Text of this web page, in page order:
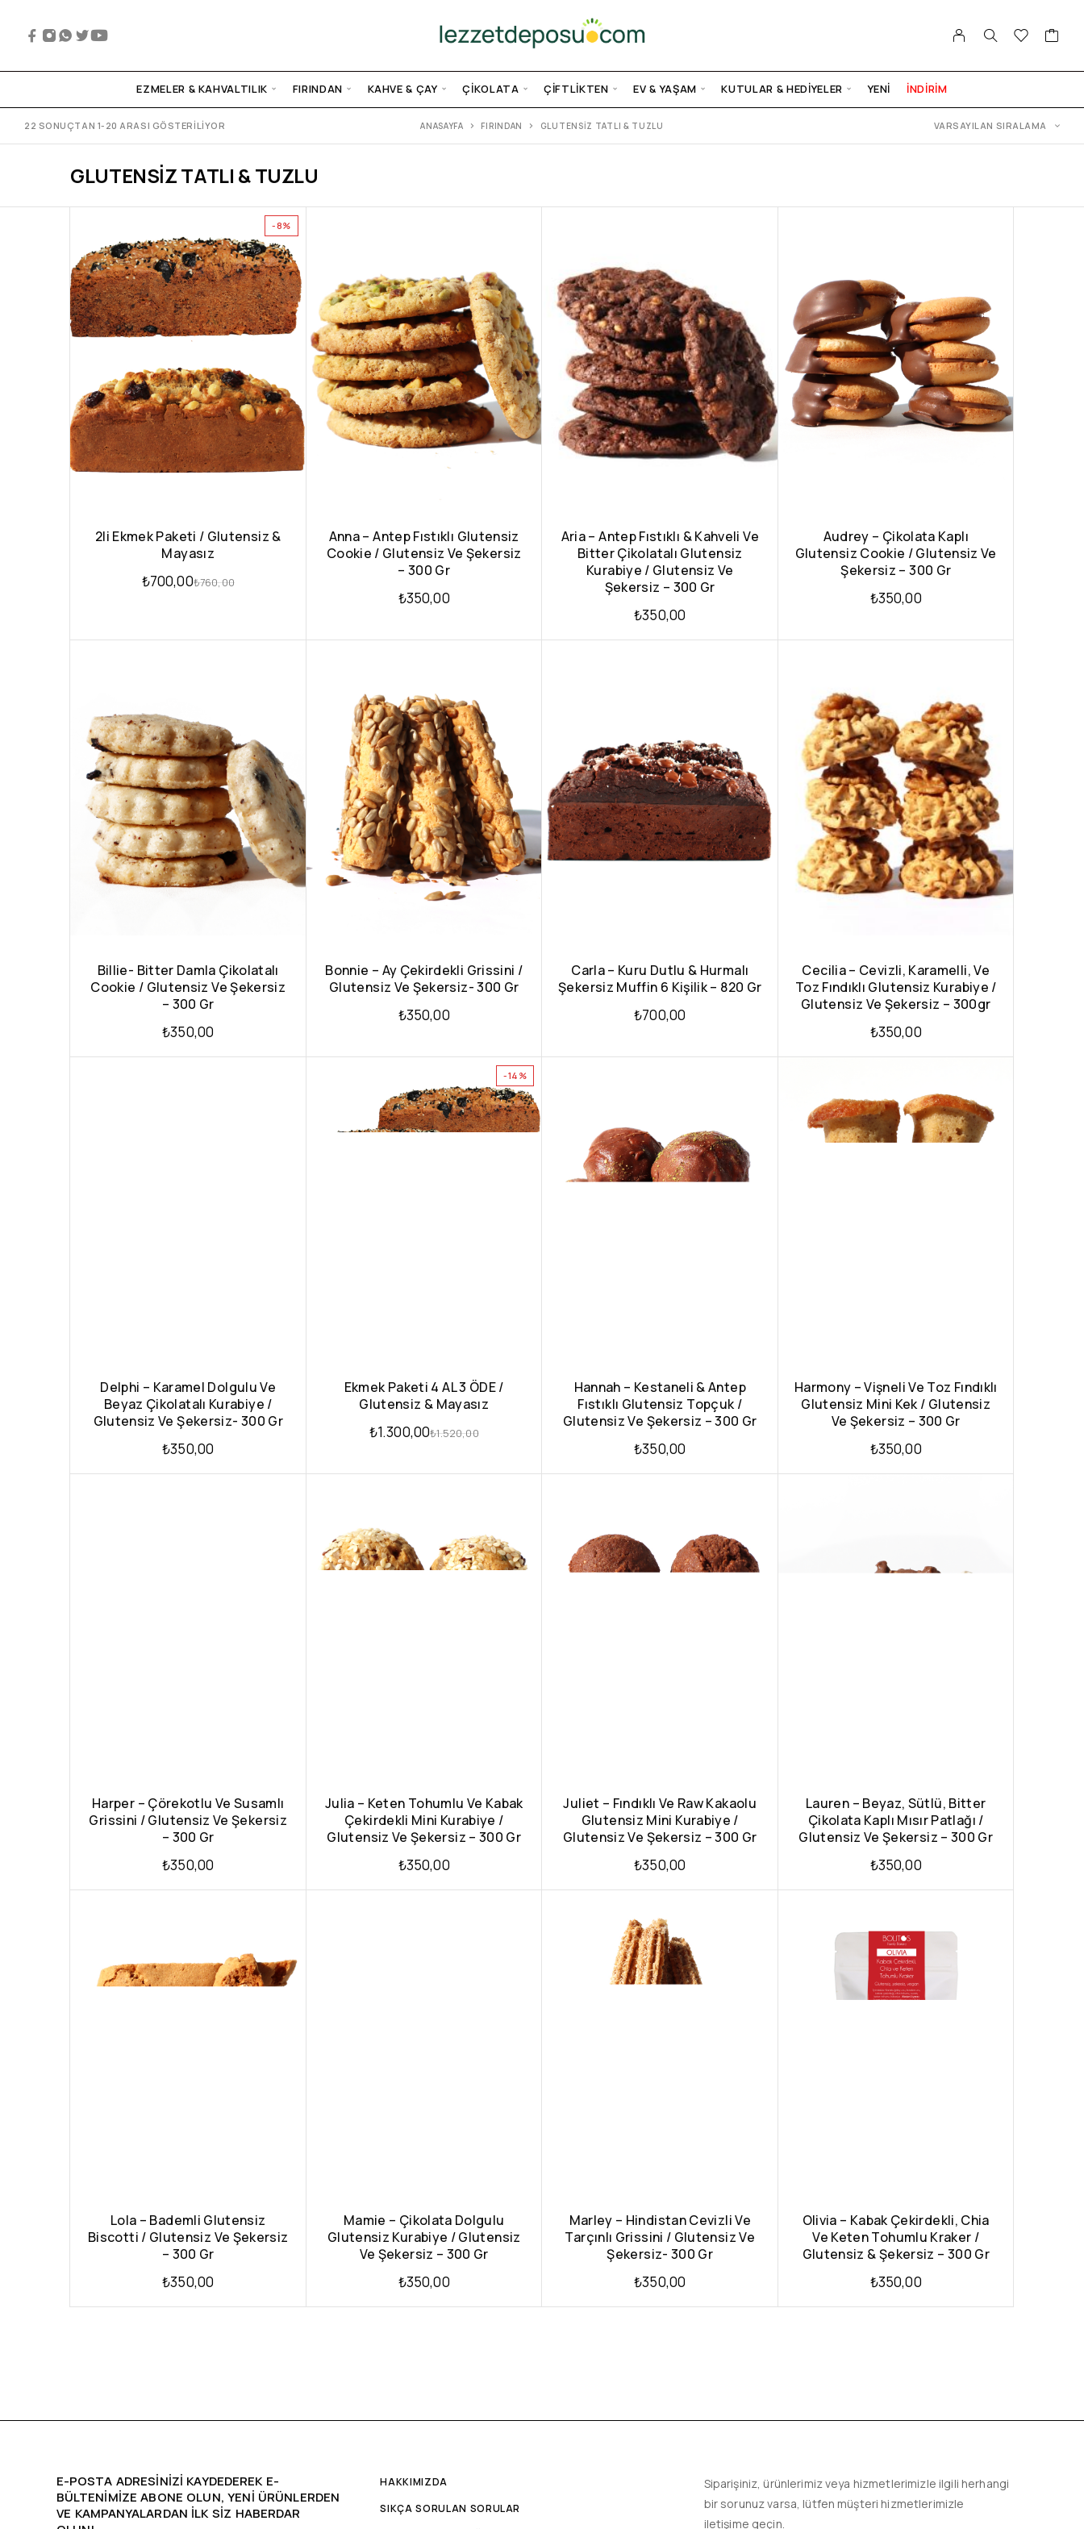
EZMELER & KAHVALTILIK FIRINDAN KAHVE & ÇAY ÇIKOLATA ÇIFTLIKTEN EV & YAŞAM KUTULAR & HEDIYELER YENI İNDİRİM
22 SONUÇTAN 1-20 ARASI GÖSTERILIYOR ANASAYFA FIRINDAN GLUTENSIZ TATLI & TUZLU VARSAYILAN SIRALAMA
GLUTENSIZ TATLI & TUZLU
-8%
2li Ekmek Paketi / Glutensiz &
Mayasız
₺760,00
₺700,00
Anna – Antep Fıstıklı Glutensiz
Cookie / Glutensiz Ve Şekersiz
– 300 Gr
₺350,00
Aria – Antep Fıstıklı & Kahveli Ve
Bitter Çikolatalı Glutensiz
Kurabiye / Glutensiz Ve
Şekersiz – 300 Gr
₺350,00
Audrey – Çikolata Kaplı
Glutensiz Cookie / Glutensiz Ve
Şekersiz – 300 Gr
₺350,00
Billie- Bitter Damla Çikolatalı
Cookie / Glutensiz Ve Şekersiz
– 300 Gr
₺350,00
Bonnie – Ay Çekirdekli Grissini /
Glutensiz Ve Şekersiz- 300 Gr
₺350,00
Carla – Kuru Dutlu & Hurmalı
Şekersiz Muffin 6 Kişilik – 820 Gr
₺700,00
Cecilia – Cevizli, Karamelli, Ve
Toz Fındıklı Glutensiz Kurabiye /
Glutensiz Ve Şekersiz – 300gr
₺350,00
Delphi – Karamel Dolgulu Ve
Beyaz Çikolatalı Kurabiye /
Glutensiz Ve Şekersiz- 300 Gr
₺350,00
-14%
Ekmek Paketi 4 AL 3 ÖDE /
Glutensiz & Mayasız
₺1.520,00
₺1.300,00
Hannah – Kestaneli & Antep
Fıstıklı Glutensiz Topçuk /
Glutensiz Ve Şekersiz – 300 Gr
₺350,00
Harmony – Vişneli Ve Toz Fındıklı
Glutensiz Mini Kek / Glutensiz
Ve Şekersiz – 300 Gr
₺350,00
Harper – Çörekotlu Ve Susamlı
Grissini / Glutensiz Ve Şekersiz
– 300 Gr
₺350,00
Julia – Keten Tohumlu Ve Kabak
Çekirdekli Mini Kurabiye /
Glutensiz Ve Şekersiz – 300 Gr
₺350,00
Juliet – Fındıklı Ve Raw Kakaolu
Glutensiz Mini Kurabiye /
Glutensiz Ve Şekersiz – 300 Gr
₺350,00
Lauren – Beyaz, Sütlü, Bitter
Çikolata Kaplı Mısır Patlağı /
Glutensiz Ve Şekersiz – 300 Gr
₺350,00
Lola – Bademli Glutensiz
Biscotti / Glutensiz Ve Şekersiz
– 300 Gr
₺350,00
Mamie – Çikolata Dolgulu
Glutensiz Kurabiye / Glutensiz
Ve Şekersiz – 300 Gr
₺350,00
Marley – Hindistan Cevizli Ve
Tarçınlı Grissini / Glutensiz Ve
Şekersiz- 300 Gr
₺350,00
Olivia – Kabak Çekirdekli, Chia
Ve Keten Tohumlu Kraker /
Glutensiz & Şekersiz – 300 Gr
₺350,00
E-POSTA ADRESINIZI KAYDEDEREK E-
BÜLTENIMIZE ABONE OLUN, YENİ ÜRÜNLERDEN
VE KAMPANYALARDAN ILK SIZ HABERDAR
HAKKIMIZDA
SIKÇA SORULAN SORULAR
Siparişiniz, ürünlerimiz veya hizmetlerimizle ilgili herhangi
bir sorunuz varsa, lütfen müşteri hizmetlerimizle
iletişime geçin.